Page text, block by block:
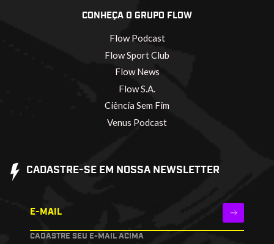
CONHEÇA O GRUPO FLOW
Flow Podcast
Flow Sport Club
Flow News
Flow S.A.
Ciência Sem Fim
Venus Podcast
CADASTRE-SE EM NOSSA NEWSLETTER
E-MAIL
CADASTRE SEU E-MAIL ACIMA